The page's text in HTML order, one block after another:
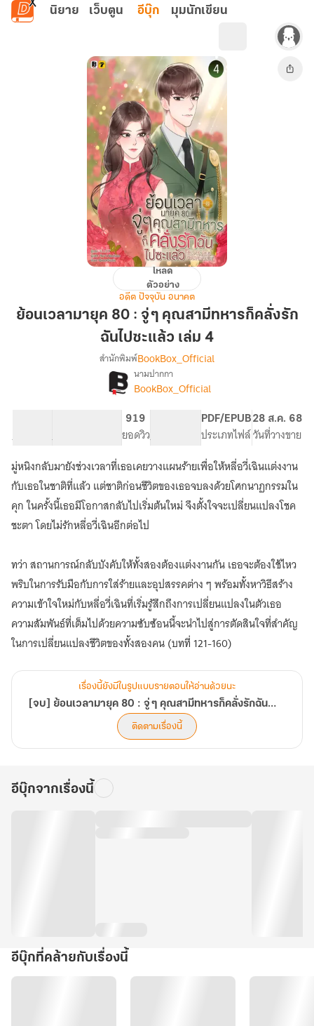
ข้ามไปยังเนื้อหาหลัก
นิยาย เว็บตูน อีบุ๊ก มุมนักเขียน
มา
ยุค
ก็
คลั่ง
รัก
ฉัน
ไป
แล้ว
เล่ม
โหลด
ตัวอย่าง
อดีต ปัจจุบัน อนาคต
ย้อนเวลามายุค 80 : จู่ ๆ คุณสามีทหารก็คลั่งรัก
ฉันไปซะแล้ว เล่ม 4
เรื่อง[จบ]
ย้อน
:
จู่
ๆ
คุณ
คลั่ง
รัก
ฉัน
ไป
ซะ
แล้ว
สำนักพิมพ์BookBox_Official
นามปากกา
BookBox_Official
จำนวนคำ จำนวนหน้า (A5)
919
ยอดวิวระดับเนื้อหา
PDF/EPUB
ประเภทไฟล์
28 ส.ค. 68
วันที่วางขาย
มู่หนิงกลับมายังช่วงเวลาที่เธอเคยวางแผนร้ายเพื่อให้หลี่อวี่เฉินแต่งงาน
กับเธอในชาติที่แล้ว แต่ชาติก่อนชีวิตของเธอจบลงด้วยโศกนาฏกรรมใน
คุก ในครั้งนี้เธอมีโอกาสกลับไปเริ่มต้นใหม่ จึงตั้งใจจะเปลี่ยนแปลงโชค
ชะตา โดยไม่รักหลี่อวี่เฉินอีกต่อไป
ทว่า สถานการณ์กลับบังคับให้ทั้งสองต้องแต่งงานกัน เธอจะต้องใช้ไหว
พริบในการรับมือกับการใส่ร้ายและอุปสรรคต่าง ๆ พร้อมทั้งหาวิธีสร้าง
ความเข้าใจใหม่กับหลี่อวี่เฉินที่เริ่มรู้สึกถึงการเปลี่ยนแปลงในตัวเธอ
ความสัมพันธ์ที่เต็มไปด้วยความซับซ้อนนี้จะนำไปสู่การตัดสินใจที่สำคัญ
ในการเปลี่ยนแปลงชีวิตของทั้งสองคน (บทที่ 121-160)
เรื่องนี้ยังมีในรูปแบบรายตอนให้อ่านด้วยนะ
[จบ] ย้อนเวลามายุค 80 : จู่ ๆ คุณสามีทหารก็คลั่งรักฉันไปซะแล้ว
ติดตามเรื่องนี้
อีบุ๊กจากเรื่องนี้
อีบุ๊กที่คล้ายกับเรื่องนี้